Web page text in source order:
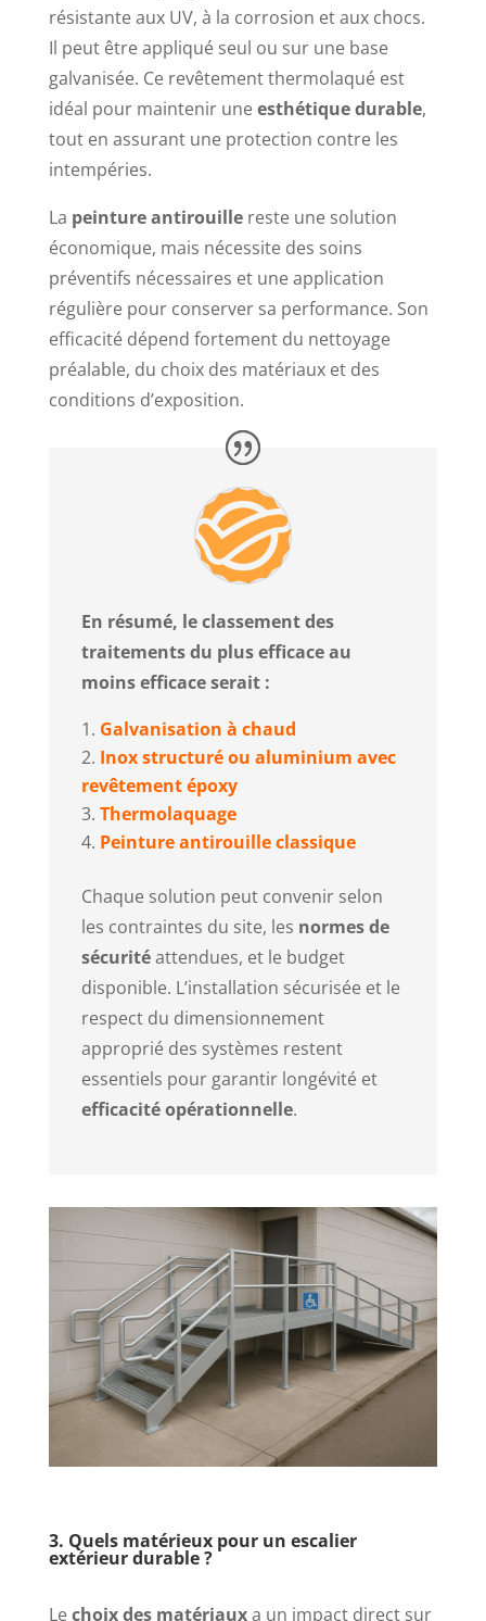
résistante aux UV, à la corrosion et aux chocs.
Il peut être appliqué seul ou sur une base
galvanisée. Ce revêtement thermolaqué est
idéal pour maintenir uneesthétique durable,
tout en assurant une protection contre les
intempéries.
La peinture antirouillereste une solution
économique, mais nécessite des soins
préventifs nécessaires et une application
régulière pour conserver sa performance. Son
efficacité dépend fortement du nettoyage
préalable, du choix des matériaux et des
conditions d’exposition.
En résumé, le classement des
traitements du plus efficace au
moins efficace serait :
Galvanisation à chaud
Inox structuré ou aluminium avec
revêtement époxy
Thermolaquage
Peinture antirouille classique
Chaque solution peut convenir selon
les contraintes du site, les normes de
sécuritéattendues, et le budget
disponible. L’installation sécurisée et le
respect du dimensionnement
approprié des systèmes restent
essentiels pour garantir longévité et
efficacité opérationnelle.
3. Quels matérieux pour un escalier
extérieur durable ?
Lechoix des matériauxa un impact direct sur